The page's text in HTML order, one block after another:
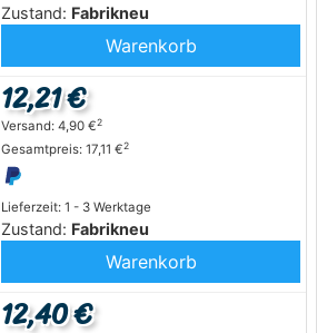
Zustand: Fabrikneu
Warenkorb
Lieferzeit: 1 - 3 Werktage
Zustand: Fabrikneu
12,21 €
Versand: 4,90 €2
Gesamtpreis: 17,11 €2
Warenkorb
12,40 €